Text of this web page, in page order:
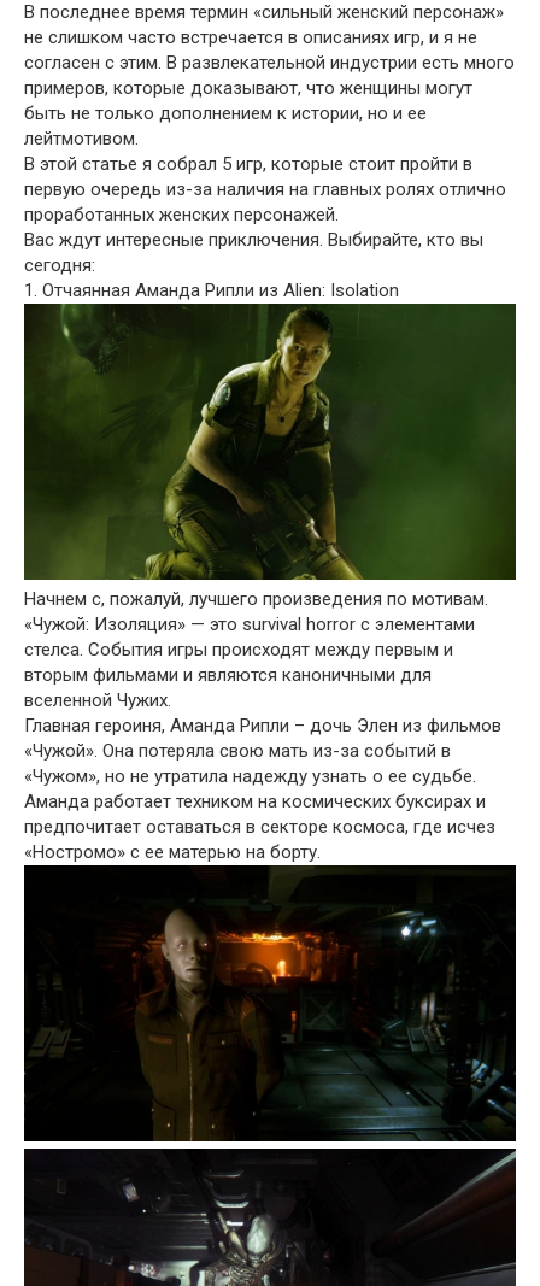
В последнее время термин «сильный женский персонаж»
не слишком часто встречается в описаниях игр, и я не
согласен с этим. В развлекательной индустрии есть много
примеров, которые доказывают, что женщины могут
быть не только дополнением к истории, но и ее
лейтмотивом.
В этой статье я собрал 5 игр, которые стоит пройти в
первую очередь из-за наличия на главных ролях отлично
проработанных женских персонажей.
Вас ждут интересные приключения. Выбирайте, кто вы
сегодня:
1. Отчаянная Аманда Рипли из Alien: Isolation
Начнем с, пожалуй, лучшего произведения по мотивам.
«Чужой: Изоляция» — это survival horror с элементами
стелса. События игры происходят между первым и
вторым фильмами и являются каноничными для
вселенной Чужих.
Главная героиня, Аманда Рипли – дочь Элен из фильмов
«Чужой». Она потеряла свою мать из-за событий в
«Чужом», но не утратила надежду узнать о ее судьбе.
Аманда работает техником на космических буксирах и
предпочитает оставаться в секторе космоса, где исчез
«Ностромо» с ее матерью на борту.